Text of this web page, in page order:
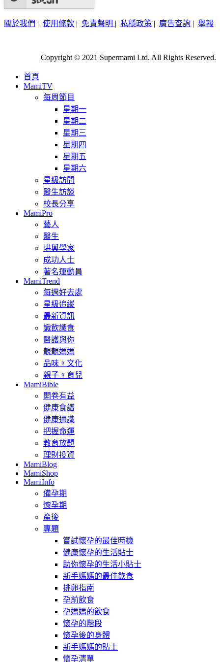
關於我們 | 使用條款 | 免責聲明 | 私穩政策 | 廣告查詢 | 舉報
Copyright © 2021 Supermami Ltd. All Rights Reserved.
首頁
MamiTV
每周節目
星期一
星期二
星期三
星期四
星期五
星期六
星級訪問
醫生訪談
校長分享
MamiPro
藝人
醫生
堪輿學家
成功人士
著名運動員
MamiTrend
每週好去處
星級追縱
最新資訊
識飲識食
醫護與你
靚靚媽媽
品味。文化
親子。育兒
MamiBible
開卷有益
健康食譜
健康通識
把握命運
教育放題
理財投資
MamiBlog
MamiShop
MamiInfo
備孕期
懷孕期
產後
專題
嘗試懷孕的最佳時機
健康懷孕的生活貼士
助你懷孕的生活小貼士
新手媽媽的最佳飲食
排卵指南
孕前飲食
孕媽媽的飲食
懷孕的階段
懷孕後的身體
新手媽媽的貼士
懷孕清單